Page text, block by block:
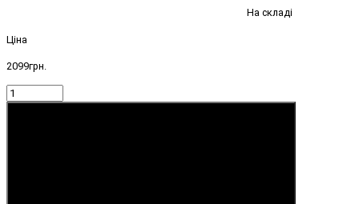
На складі
Ціна
2099грн.